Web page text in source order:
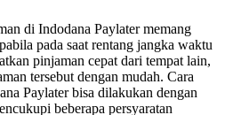
di Indodana Paylater memang
pada saat rentang jangka waktu
pinjaman cepat dari tempat lain,
tersebut dengan mudah. Cara
Paylater bisa dilakukan dengan
beberapa persyaratan